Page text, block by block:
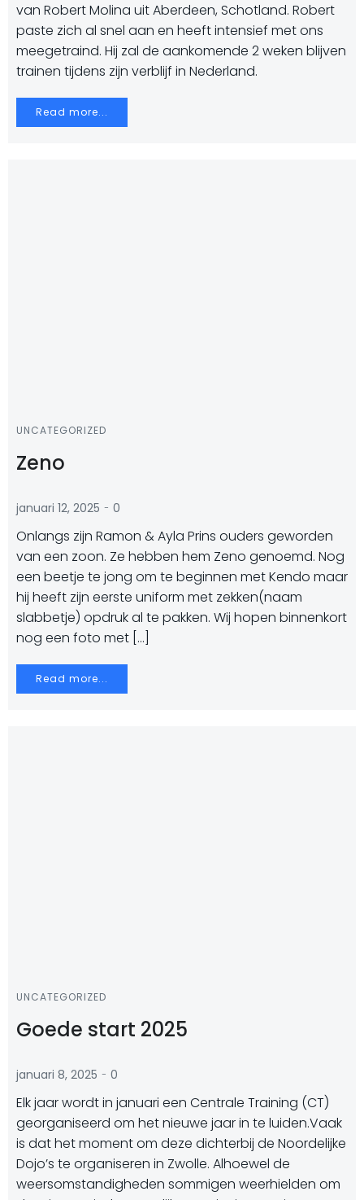
van Robert Molina uit Aberdeen, Schotland. Robert
paste zich al snel aan en heeft intensief met ons
meegetraind. Hij zal de aankomende 2 weken blijven
trainen tijdens zijn verblijf in Nederland.
Read more...
UNCATEGORIZED
Zeno
januari 12, 2025 - 0
Onlangs zijn Ramon & Ayla Prins ouders geworden
van een zoon. Ze hebben hem Zeno genoemd. Nog
een beetje te jong om te beginnen met Kendo maar
hij heeft zijn eerste uniform met zekken(naam
slabbetje) opdruk al te pakken. Wij hopen binnenkort
nog een foto met […]
Read more...
UNCATEGORIZED
Goede start 2025
januari 8, 2025 - 0
Elk jaar wordt in januari een Centrale Training (CT)
georganiseerd om het nieuwe jaar in te luiden.Vaak
is dat het moment om deze dichterbij de Noordelijke
Dojo’s te organiseren in Zwolle. Alhoewel de
weersomstandigheden sommigen weerhielden om